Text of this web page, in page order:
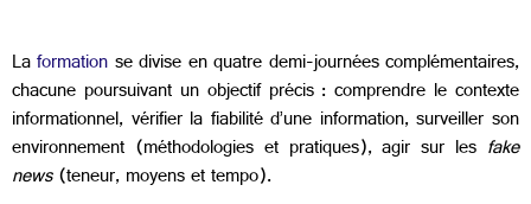
Laformationse divise en quatre demi-journées complémentaires,
chacune poursuivant un objectif précis : comprendre le contexte
informationnel, vérifier la fiabilité d’une information, surveiller son
environnement (méthodologies et pratiques), agir sur les fake
news(teneur, moyens et tempo).